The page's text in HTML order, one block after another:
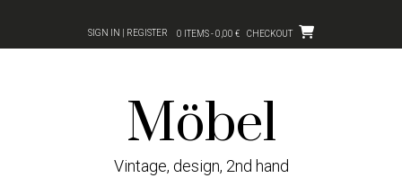
content
SIGN IN | REGISTER 0 ITEMS - 0,00 € CHECKOUT
Möbel
Vintage, design, 2nd hand